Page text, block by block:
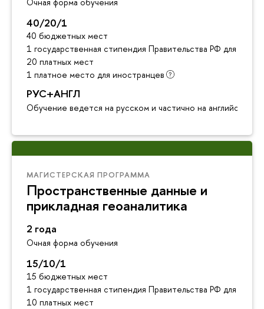
40/20/1
40 бюджетных мест
1 государственная стипендия Правительства РФ для
20 платных мест
1 платное место для иностранцев
РУС+АНГЛ
Обучение ведется на русском и частично на английском
МАГИСТЕРСКАЯ ПРОГРАММА
Пространственные данные и
прикладная геоаналитика
2 года
Очная форма обучения
15/10/1
15 бюджетных мест
1 государственная стипендия Правительства РФ для
10 платных мест